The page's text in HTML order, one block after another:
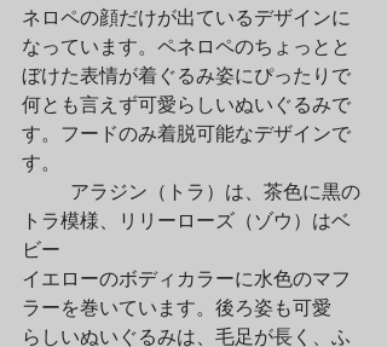
ネロペの顔だけが出ているデザインに
なっています。ペネロペのちょっとと
ぼけた表情が着ぐるみ姿にぴったりで
何とも言えず可愛らしいぬいぐるみで
す。フードのみ着脱可能なデザインで
す。
トラ模様、リリーローズ（ゾウ）はベ
ビー
イエローのボディカラーに水色のマフ
ラーを巻いています。後ろ姿も可愛
らしいぬいぐるみは、毛足が長く、ふ